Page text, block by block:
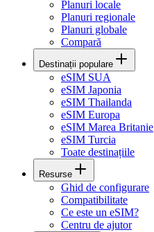
Planuri locale
Planuri regionale
Planuri globale
Compară
Destinații populare
eSIM SUA
eSIM Japonia
eSIM Thailanda
eSIM Europa
eSIM Marea Britanie
eSIM Turcia
Toate destinațiile
Resurse
Ghid de configurare
Compatibilitate
Ce este un eSIM?
Centru de ajutor